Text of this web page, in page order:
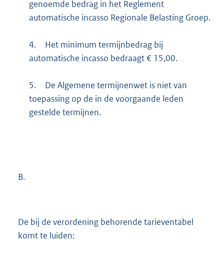
genoemde bedrag in het Reglement
automatische incasso Regionale Belasting Groep.
4.
Het minimum termijnbedrag bij
automatische incasso bedraagt € 15,00.
5.
De Algemene termijnenwet is niet van
toepassing op de in de voorgaande leden
gestelde termijnen.
B.
De bij de verordening behorende tarieventabel
komt te luiden: